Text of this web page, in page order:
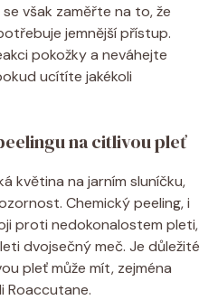
však zaměřte na to, že
jemnější přístup.
pokožky a neváhejte
ucítíte jakékoli
na citlivou pleť
květina na jarním sluníčku,
Chemický peeling, i
proti nedokonalostem pleti,
dvojsečný meč. Je důležité
pleť může mít, zejména
Roaccutane.